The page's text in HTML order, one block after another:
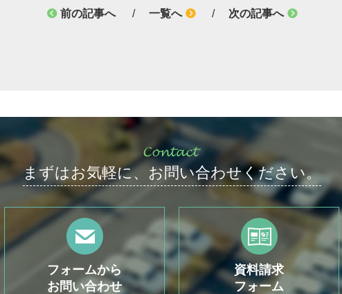
前の記事へ 一覧へ 次の記事へ
まずはお気軽に、 お問い合わせください。
フォームから
お問い合わせ
資料請求
フォーム